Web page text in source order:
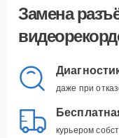
Замена
даже при
курьером